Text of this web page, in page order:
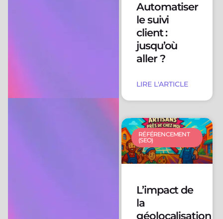
Automatiser
le suivi
client :
jusqu’où
aller ?
LIRE L'ARTICLE
RÉFÉRENCEMENT
(SEO)
L’impact de
la
géolocalisation